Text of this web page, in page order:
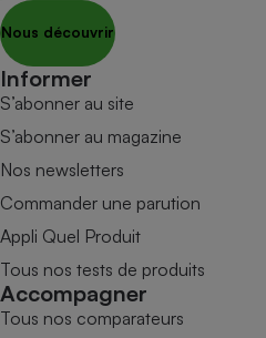
Nous découvrir
Informer
S’abonner au site
S’abonner au magazine
Nos newsletters
Commander une parution
Appli Quel Produit
Tous nos tests de produits
Accompagner
Tous nos comparateurs